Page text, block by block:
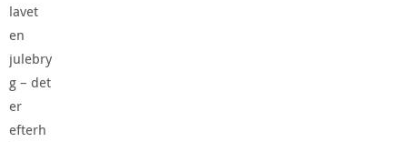
lavet
en
julebry
g – det
er
efterh